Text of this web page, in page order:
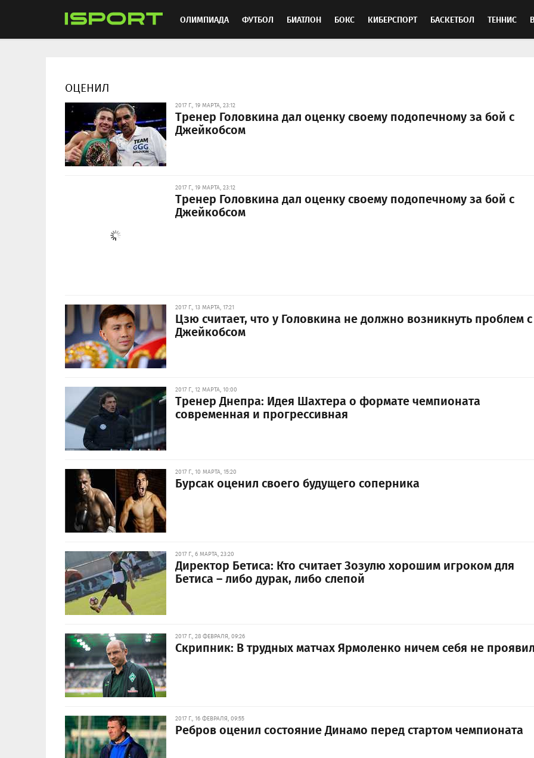
ОЛИМПИАДА ФУТБОЛ БИАТЛОН БОКС КИБЕРСПОРТ БАСКЕТБОЛ ТЕННИС
ОЦЕНИЛ
2017 Г., 19 МАРТА, 23:12
Тренер Головкина дал оценку своему подопечному за бой с
Джейкобсом
2017 Г., 19 МАРТА, 23:12
Тренер Головкина дал оценку своему подопечному за бой с
Джейкобсом
2017 Г., 13 МАРТА, 17:21
Цзю считает, что у Головкина не должно возникнуть проблем с
Джейкобсом
2017 Г., 12 МАРТА, 10:00
Тренер Днепра: Идея Шахтера о формате чемпионата
современная и прогрессивная
2017 Г., 10 МАРТА, 15:20
Бурсак оценил своего будущего соперника
2017 Г., 6 МАРТА, 23:20
Директор Бетиса: Кто считает Зозулю хорошим игроком для
Бетиса – либо дурак, либо слепой
2017 Г., 28 ФЕВРАЛЯ, 09:26
Скрипник: В трудных матчах Ярмоленко ничем себя не
2017 Г., 16 ФЕВРАЛЯ, 09:55
Ребров оценил состояние Динамо перед стартом чемпионата